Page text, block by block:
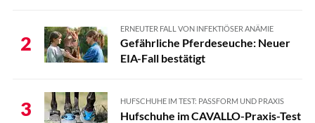
2
ERNEUTER FALL VON INFEKTIÖSER ANÄMIE
Gefährliche Pferdeseuche: Neuer
EIA-Fall bestätigt
3 HUFSCHUHE IM TEST: PASSFORM UND PRAXIS
Hufschuhe im CAVALLO-Praxis-Test